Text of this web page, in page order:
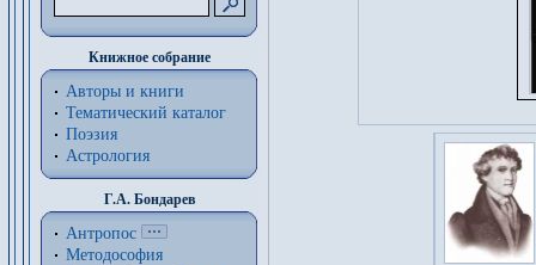
Книжное собрание
Авторы и книги
Тематический каталог
Поэзия
Астрология
Г.А. Бондарев
Антропос
Методософия